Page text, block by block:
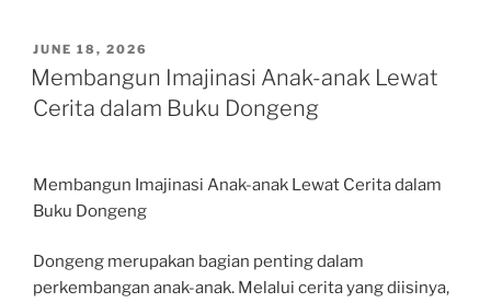
POSTED
ON
JUNE 18, 2026
Membangun Imajinasi Anak-anak Lewat
Cerita dalam Buku Dongeng
Membangun Imajinasi Anak-anak Lewat Cerita dalam
Buku Dongeng
Dongeng merupakan bagian penting dalam
perkembangan anak-anak. Melalui cerita yang diisinya,